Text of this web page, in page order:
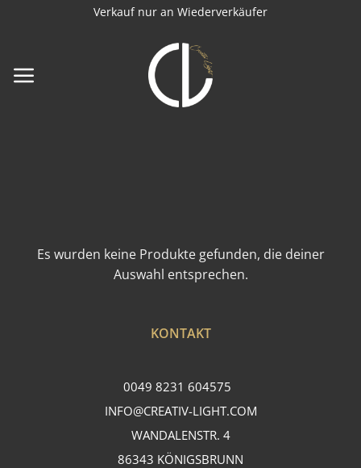
Verkauf nur an Wiederverkäufer
Es wurden keine Produkte gefunden, die deiner
Auswahl entsprechen.
KONTAKT
0049 8231 604575
INFO@CREATIV-LIGHT.COM
WANDALENSTR. 4
86343 KÖNIGSBRUNN